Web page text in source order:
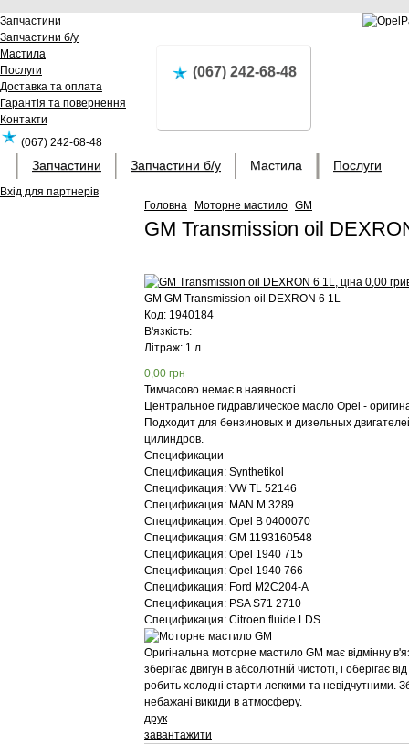
Запчастини
Запчастини б/у
Мастила
Послуги
Доставка та оплата
Гарантія та повернення
Контакти
(067) 242-68-48
Вхід для партнерів
(067) 242-68-48
Запчастини Запчастини б/у Мастила Послуги
Головна Моторне мастило GM
GM Transmission oil
GM GM Transmission oil DEXRON 6 1L
Код: 1940184
В'язкість:
Літраж: 1 л.
0,00 грн
Тимчасово немає в наявності
Центральное гидравлическое масло Opel -
Подходит для бензиновых и дизельных
цилиндров.
Спецификации -
Спецификация: Synthetikol
Спецификация: VW TL 52146
Спецификация: MAN M 3289
Спецификация: Opel B 0400070
Спецификация: GM 1193160548
Спецификация: Opel 1940 715
Спецификация: Opel 1940 766
Спецификация: Ford M2C204-A
Спецификация: PSA S71 2710
Спецификация: Citroen fluide LDS
Оригінальна моторне мастило GM має відмінну
зберігає двигун в абсолютній чистоті, і оберігає
робить холодні старти легкими та невідчутними.
небажані викиди в атмосферу.
друк
завантажити